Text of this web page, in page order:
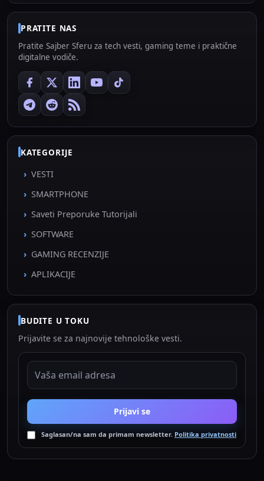
PRATITE NAS
Pratite Sajber Sferu za tech vesti, gaming teme i praktične
digitalne vodiče.
KATEGORIJE
VESTI
SMARTPHONE
Saveti Preporuke Tutorijali
SOFTWARE
GAMING RECENZIJE
APLIKACIJE
BUDITE U TOKU
Prijavite se za najnovije tehnološke vesti.
EMAIL ADRESA
Prijavi se
Saglasan/na sam da primam newsletter. Politika privatnosti